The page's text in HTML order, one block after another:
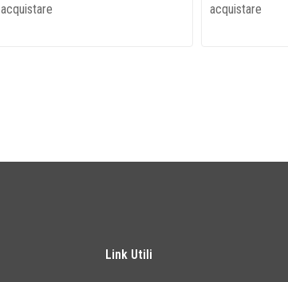
acquistare
acquistare
Link Utili